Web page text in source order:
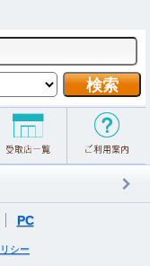
PC
シー